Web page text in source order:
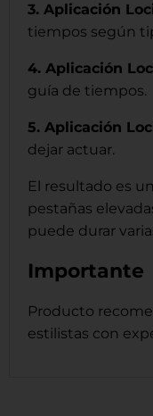
3. Aplicación
tiempos según
4. Aplicación
guía de tiempos.
5. Aplicación
dejar actuar.
El resultado es
pestañas
puede durar
Importante
Producto
estilistas con